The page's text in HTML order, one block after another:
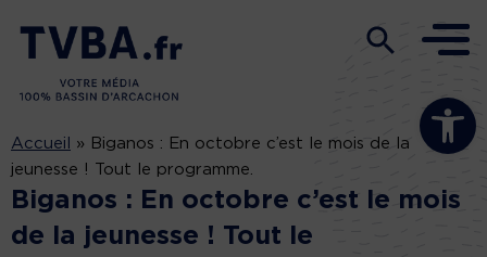
Ouvrir la
Accueil » Biganos : En octobre c’est le mois de la
jeunesse ! Tout le programme.
Biganos : En octobre c’est le mois
de la jeunesse ! Tout le